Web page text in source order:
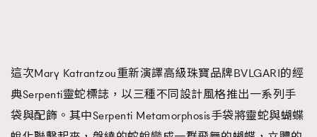
這次Mary Katrantzou重新演譯高級珠寶品牌BVLGARI的經
典Serpenti靈蛇標誌，以三種不同設計風格推出一系列手
袋與配飾。其中Serpenti Metamorphosis手袋將靈蛇與蝴蝶